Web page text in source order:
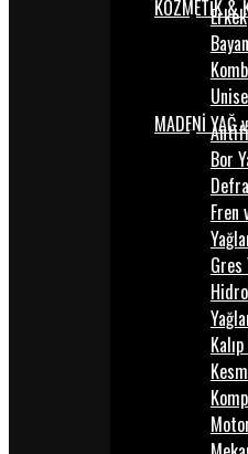
KOZMETİK &
Erkek
Bayan
MADENİ YAĞ
Bor
Fren
Gres